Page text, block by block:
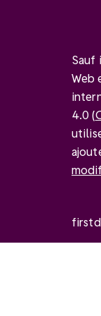
Sauf
Web
4.0 (